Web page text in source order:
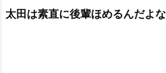
太田は素直に後輩ほめるんだよな